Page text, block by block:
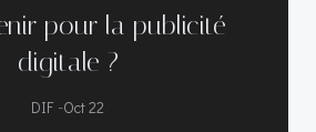
pour la publicité
digitale ?
DIF -Oct 22